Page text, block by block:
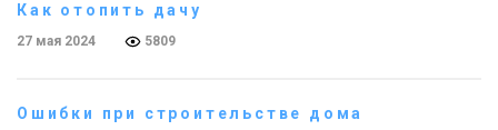
Как отопить дачу
27 мая 2024 5809
Ошибки при строительстве дома